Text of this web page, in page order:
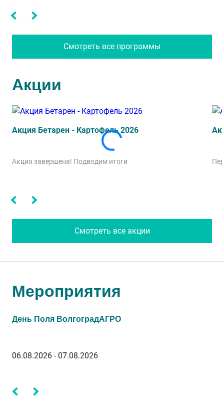
Смотреть все программы
Акции
Акция Бетарен - Картофель 2026
Акция завершена! Подводим итоги
Смотреть все акции
Мероприятия
День Поля ВолгоградАГРО
06.08.2026 - 07.08.2026